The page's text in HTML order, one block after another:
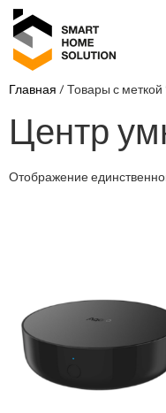
Главная/ Товары с меткой
Центр
Отображение